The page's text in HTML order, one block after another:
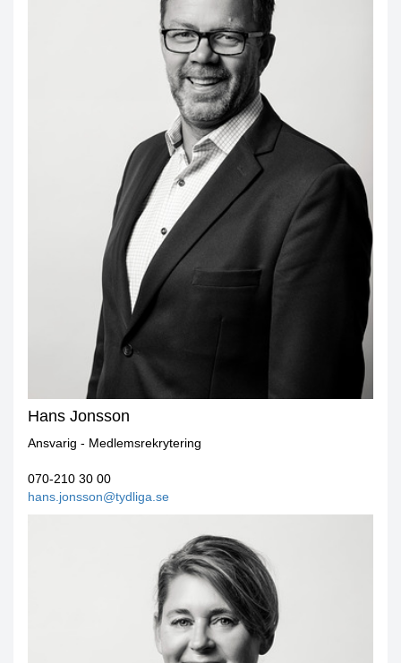
Hans Jonsson
Ansvarig - Medlemsrekrytering
070-210 30 00
hans.jonsson@tydliga.se